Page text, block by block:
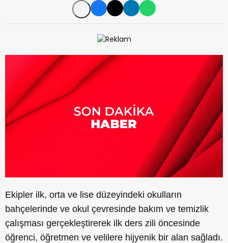
Ekipler ilk, orta ve lise düzeyindeki okulların
bahçelerinde ve okul çevresinde bakım ve temizlik
çalışması gerçekleştirerek ilk ders zili öncesinde
öğrenci, öğretmen ve velilere hijyenik bir alan sağladı.